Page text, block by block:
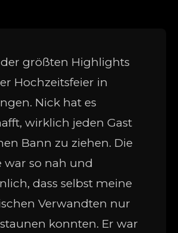
der größten Highlights
Hochzeitsfeier in
Nick hat es
wirklich jeden Gast
Bann zu ziehen. Die
war so nah und
dass selbst meine
Verwandten nur
konnten. Er war